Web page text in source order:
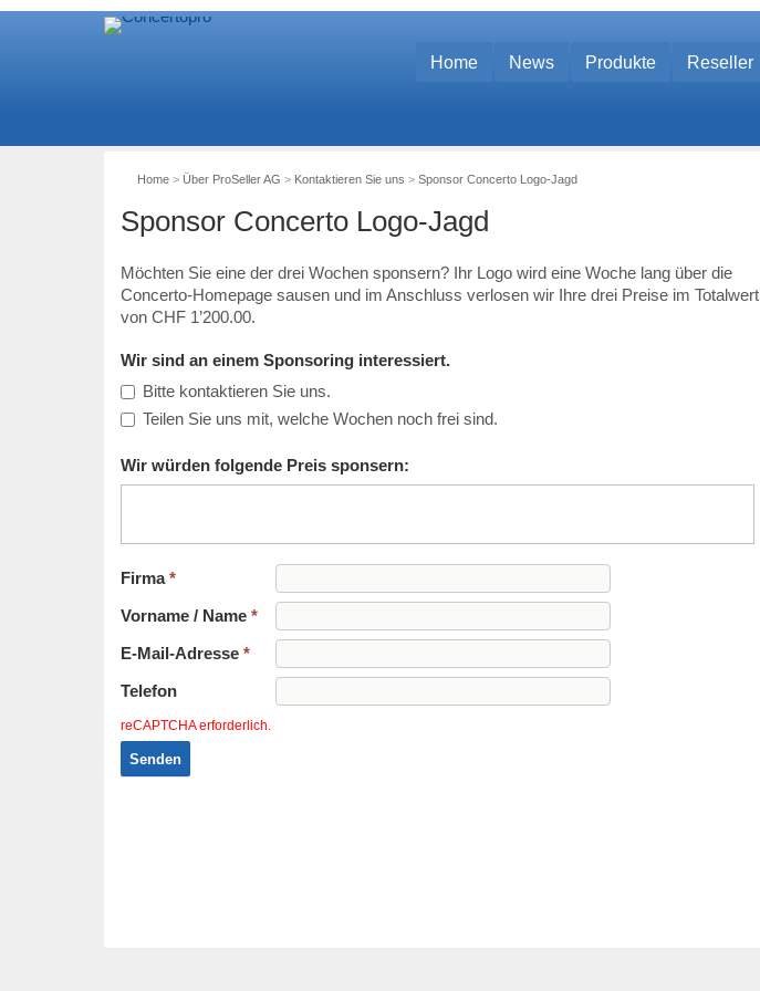
Home News Produkte Reseller
Home> Über ProSeller AG > Kontaktieren Sie uns > Sponsor Concerto Logo-Jagd
Sponsor Concerto Logo-Jagd
Möchten Sie eine der drei Wochen sponsern? Ihr Logo wird eine Woche lang über die
Concerto-Homepage sausen und im Anschluss verlosen wir Ihre drei Preise im Totalwert
von CHF 1’200.00.
Wir sind an einem Sponsoring interessiert.
Bitte kontaktieren Sie uns.
Teilen Sie uns mit, welche Wochen noch frei sind.
Wir würden folgende Preis sponsern:
Firma*
Vorname / Name *
E-Mail-Adresse *
Telefon
reCAPTCHA erforderlich.
Senden